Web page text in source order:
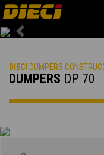
Previous
DIECI DUMPERS
DUMPERS DP 70